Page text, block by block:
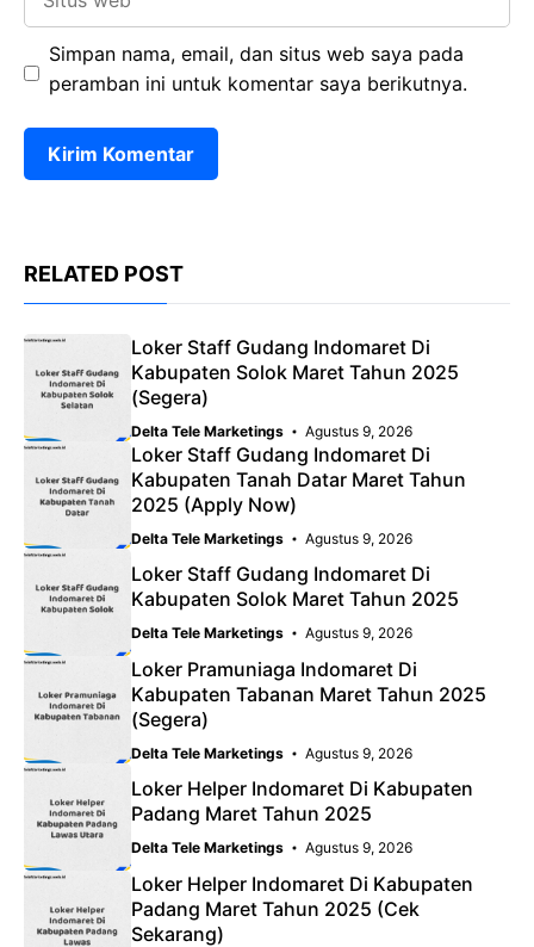
Simpan nama, email, dan situs web saya pada
peramban ini untuk komentar saya berikutnya.
RELATED POST
Loker Staff Gudang Indomaret Di
Kabupaten Solok Maret Tahun 2025
(Segera)
Delta Tele Marketings Agustus 9, 2026
Loker Staff Gudang Indomaret Di
Kabupaten Tanah Datar Maret Tahun
2025 (Apply Now)
Delta Tele Marketings Agustus 9, 2026
Loker Staff Gudang Indomaret Di
Kabupaten Solok Maret Tahun 2025
Delta Tele Marketings Agustus 9, 2026
Loker Pramuniaga Indomaret Di
Kabupaten Tabanan Maret Tahun 2025
(Segera)
Delta Tele Marketings Agustus 9, 2026
Loker Helper Indomaret Di Kabupaten
Padang Maret Tahun 2025
Delta Tele Marketings Agustus 9, 2026
Loker Helper Indomaret Di Kabupaten
Padang Maret Tahun 2025 (Cek
Sekarang)